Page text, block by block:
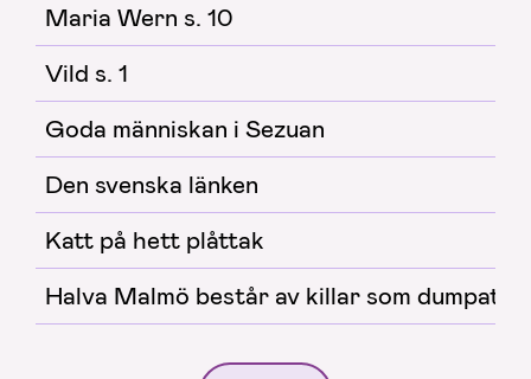
Maria Wern s. 10
Vild s. 1
Goda människan i Sezuan
Den svenska länken
Katt på hett plåttak
Halva Malmö består av killar som dumpat